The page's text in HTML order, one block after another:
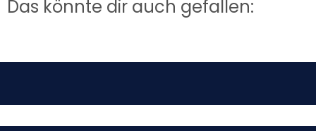
Das könnte dir auch gefallen: